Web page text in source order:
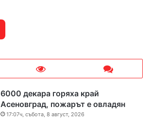
6000 декара горяха край
Асеновград, пожарът е овладян
17:07ч, събота, 8 август, 2026